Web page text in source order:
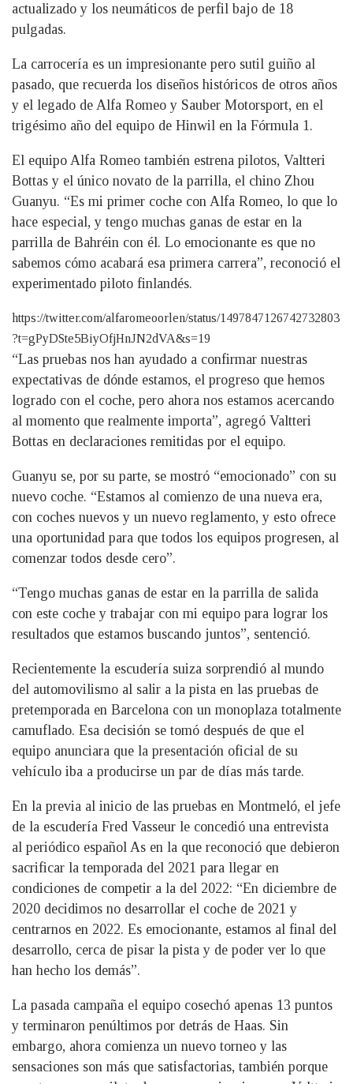
actualizado y los neumáticos de perfil bajo de 18
pulgadas.
La carrocería es un impresionante pero sutil guiño al
pasado, que recuerda los diseños históricos de otros años
y el legado de Alfa Romeo y Sauber Motorsport, en el
trigésimo año del equipo de Hinwil en la Fórmula 1.
El equipo Alfa Romeo también estrena pilotos, Valtteri
Bottas y el único novato de la parrilla, el chino Zhou
Guanyu. “Es mi primer coche con Alfa Romeo, lo que lo
hace especial, y tengo muchas ganas de estar en la
parrilla de Bahréin con él. Lo emocionante es que no
sabemos cómo acabará esa primera carrera”, reconoció el
experimentado piloto finlandés.
https://twitter.com/alfaromeoorlen/status/1497847126742732803
?t=gPyDSte5BiyOfjHnJN2dVA&s=19
“Las pruebas nos han ayudado a confirmar nuestras
expectativas de dónde estamos, el progreso que hemos
logrado con el coche, pero ahora nos estamos acercando
al momento que realmente importa”, agregó Valtteri
Bottas en declaraciones remitidas por el equipo.
Guanyu se, por su parte, se mostró “emocionado” con su
nuevo coche. “Estamos al comienzo de una nueva era,
con coches nuevos y un nuevo reglamento, y esto ofrece
una oportunidad para que todos los equipos progresen, al
comenzar todos desde cero”.
“Tengo muchas ganas de estar en la parrilla de salida
con este coche y trabajar con mi equipo para lograr los
resultados que estamos buscando juntos”, sentenció.
Recientemente la escudería suiza sorprendió al mundo
del automovilismo al salir a la pista en las pruebas de
pretemporada en Barcelona con un monoplaza totalmente
camuflado. Esa decisión se tomó después de que el
equipo anunciara que la presentación oficial de su
vehículo iba a producirse un par de días más tarde.
En la previa al inicio de las pruebas en Montmeló, el jefe
de la escudería Fred Vasseur le concedió una entrevista
al periódico español As en la que reconoció que debieron
sacrificar la temporada del 2021 para llegar en
condiciones de competir a la del 2022: “En diciembre de
2020 decidimos no desarrollar el coche de 2021 y
centrarnos en 2022. Es emocionante, estamos al final del
desarrollo, cerca de pisar la pista y de poder ver lo que
han hecho los demás”.
La pasada campaña el equipo cosechó apenas 13 puntos
y terminaron penúltimos por detrás de Haas. Sin
embargo, ahora comienza un nuevo torneo y las
sensaciones son más que satisfactorias, también porque